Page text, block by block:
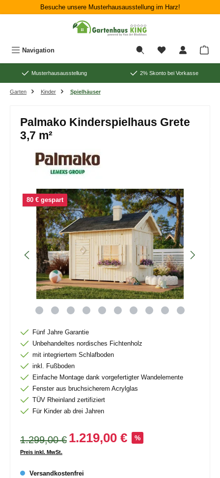
Zum Hauptinhalt springenBesuche unsere Musterhausausstellung im Harz!
Navigation
Musterhausausstellung 2% Skonto bei Vorkasse
Garten Kinder Spielhäuser
Palmako Kinderspielhaus Grete
3,7 m²
Bildergalerie überspringen
80 € gespart
Fünf Jahre Garantie
Unbehandeltes nordisches Fichtenholz
mit integriertem Schlafboden
inkl. Fußboden
Einfache Montage dank vorgefertigter Wandelemente
Fenster aus bruchsicherem Acrylglas
TÜV Rheinland zertifiziert
Für Kinder ab drei Jahren
1.299,00 € 1.219,00 € %
Preis inkl. MwSt.
Versandkostenfrei